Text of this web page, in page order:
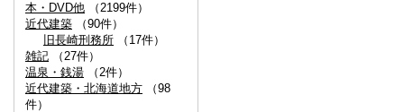
本・DVD他 （2199件）
近代建築 （90件）
旧長崎刑務所 （17件）
雑記 （27件）
温泉・銭湯 （2件）
近代建築・北海道地方 （98
件）